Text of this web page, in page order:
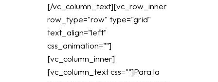
[/vc_column_text][vc_row_inner
row_type="row" type="grid"
text_align="left"
css_animation=""]
[vc_column_inner]
[vc_column_text css=""]Para la